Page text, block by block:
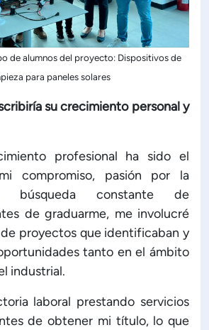
de alumnos del proyecto: Dispositivos de
para paneles solares
su crecimiento personal y
profesional ha sido el
compromiso, pasión por la
búsqueda constante de
de graduarme, me involucré
proyectos que identificaban y
tanto en el ámbito
industrial.
laboral prestando servicios
de obtener mi título, lo que